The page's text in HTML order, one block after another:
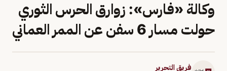
وكالة «فارس»: زوارق الحرس الثوري
حولت مسار 6 سفن عن الممر العماني
فريق التحرير